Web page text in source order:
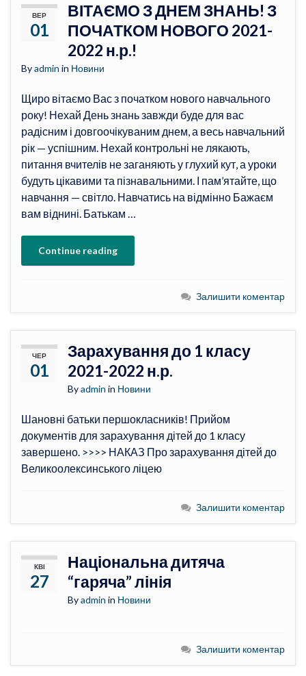
ВЕР
01
ВІТАЄМО З ДНЕМ ЗНАНЬ! З
ПОЧАТКОМ НОВОГО 2021-
2022 н.р.!
Byadmin in Новини
Щиро вітаємо Вас з початком нового навчального
року! Нехай День знань завжди буде для вас
радісним і довгоочікуваним днем, а весь навчальний
рік — успішним. Нехай контрольні не лякають,
питання вчителів не заганяють у глухий кут, а уроки
будуть цікавими та пізнавальними. І пам’ятайте, що
навчання — світло. Навчатись на відмінно Бажаєм
вам віднині. Батькам …
Continue reading
Залишити коментар
ЧЕР
01
Зарахування до 1 класу
2021-2022 н.р.
Byadmin in Новини
Шановні батьки першокласників! Прийом
документів для зарахування дітей до 1 класу
завершено. >>>> НАКАЗ Про зарахування дітей до
Великоолексинського ліцею
Залишити коментар
КВІ
27
Національна дитяча
“гаряча” лінія
Byadmin in Новини
Залишити коментар